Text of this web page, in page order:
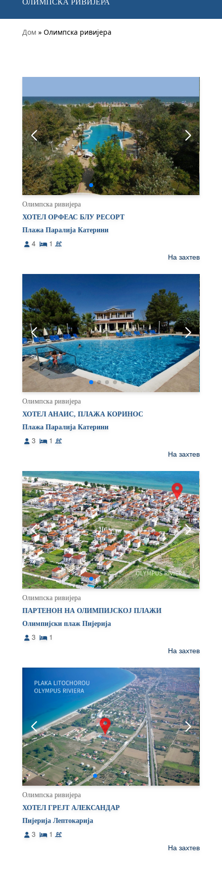
ОЛИМПСКА РИВИЈЕРА
Дом » Олимпска ривијера
Олимпска ривијера
ХОТЕЛ ОРФЕАС БЛУ РЕСОРТ
Плажа Паралија Катерини
4
1
На захтев
Олимпска ривијера
ХОТЕЛ АНАИС, ПЛАЖА КОРИНОС
Плажа Паралија Катерини
3
1
На захтев
Олимпска ривијера
ПАРТЕНОН НА ОЛИМПИЈСКОЈ ПЛАЖИ
Олимпијски плаж Пијерија
3
1
На захтев
Олимпска ривијера
ХОТЕЛ ГРЕЈТ АЛЕКСАНДАР
Пијерија Лептокарија
3
1
На захтев